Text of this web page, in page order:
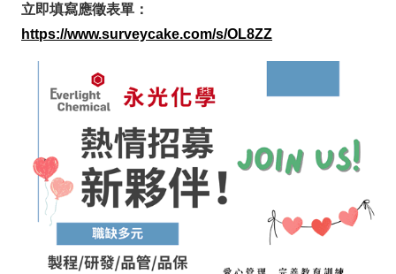
立即填寫應徵表單：
https://www.surveycake.com/s/OL8ZZ